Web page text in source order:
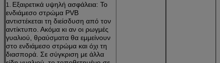
1. Εξαιρετικά υψηλή ασφάλεια: Το
ενδιάμεσο στρώμα PVB
αντιστέκεται τη διείσδυση από τον
αντίκτυπο. Ακόμα κι αν οι ρωγμές
γυαλιού, θραύσματα θα εμμείνουν
στο ενδιάμεσο στρώμα και όχι τη
διασπορά. Σε σύγκριση με άλλα